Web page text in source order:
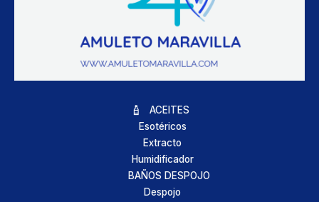
ACEITES
Esotéricos
Extracto
Humidificador
BAÑOS DESPOJO
Despojo